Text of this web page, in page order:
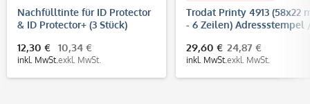
Nachfülltinte für ID Protector
& ID Protector+ (3 Stück)
12,30 €
inkl. MwSt.
10,34 €
exkl. MwSt.
Trodat Printy 4913 (58x22
- 6 Zeilen) Adressstempel
29,60 €
inkl. MwSt.
24,87 €
exkl. MwSt.